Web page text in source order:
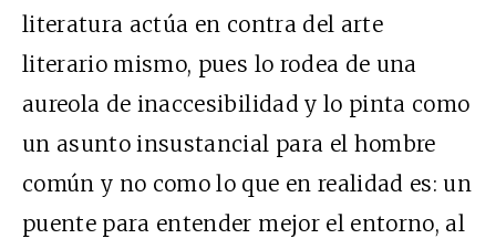
literatura actúa en contra del arte
literario mismo, pues lo rodea de una
aureola de inaccesibilidad y lo pinta como
un asunto insustancial para el hombre
común y no como lo que en realidad es: un
puente para entender mejor el entorno, al